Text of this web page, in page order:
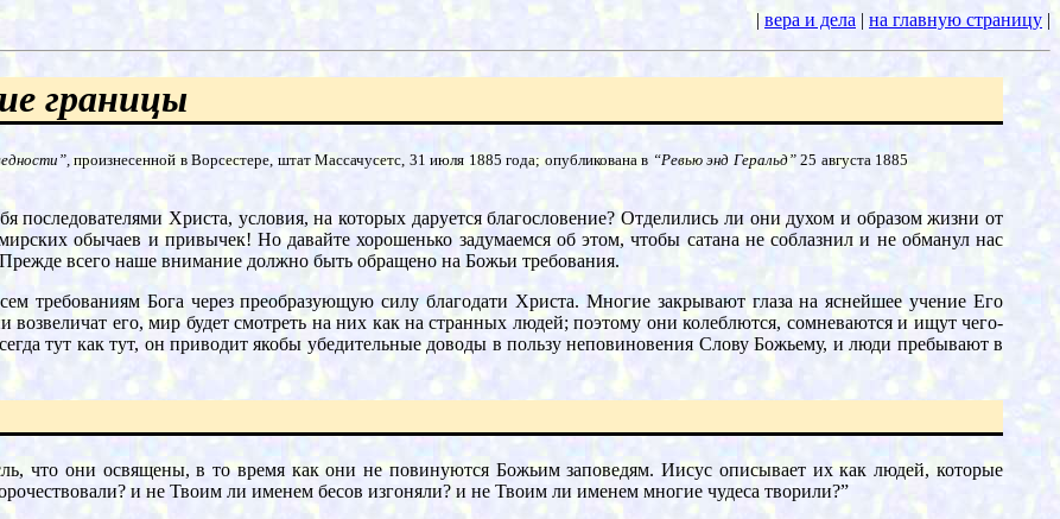
| вера и дела | на главную страницу |
границы
произнесенной в Ворсестере, штат Массачусетс, 31 июля 1885 года; опубликована в “Ревью энд Геральд” 25 августа 1885
последователями Христа, условия, на которых даруется благословение? Отделились ли они духом и образом жизни от
обычаев и привычек! Но давайте хорошенько задумаемся об этом, чтобы сатана не соблазнил и не обманул нас
всего наше внимание должно быть обращено на Божьи требования.
требованиям Бога через преобразующую силу благодати Христа. Многие закрывают глаза на яснейшее учение Его
его, мир будет смотреть на них как на странных людей; поэтому они колеблются, сомневаются и ищут чего-
тут как тут, он приводит якобы убедительные доводы в пользу неповиновения Слову Божьему, и люди пребывают в
что они освящены, в то время как они не повинуются Божьим заповедям. Иисус описывает их как людей, которые
и не Твоим ли именем бесов изгоняли? и не Твоим ли именем многие чудеса творили?”